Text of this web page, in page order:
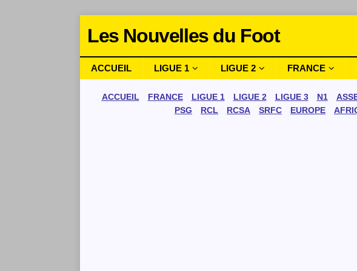
Les Nouvelles du Foot
ACCUEIL LIGUE 1 LIGUE 2 FRANCE
ACCUEIL FRANCE LIGUE 1 LIGUE 2 LIGUE 3 N1
PSG
RCL RCSA SRFC EUROPE